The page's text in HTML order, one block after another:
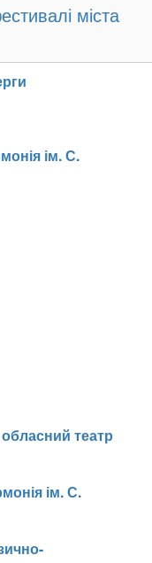
міста
ім. С.
театр
ім. С.